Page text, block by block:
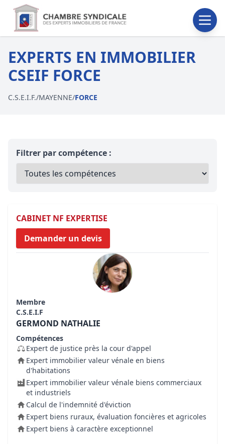
EXPERTS EN IMMOBILIER
CSEIF FORCE
C.S.E.I.F./MAYENNE/FORCE
Filtrer par compétence :
CABINET NF EXPERTISE
Demander un devis
Membre
C.S.E.I.F
GERMOND NATHALIE
Compétences
Expert de justice près la cour d'appel
Expert immobilier valeur vénale en biens
d'habitations
Expert immobilier valeur vénale biens commerciaux
et industriels
Calcul de l'indemnité d'éviction
Expert biens ruraux, évaluation foncières et agricoles
Expert biens à caractère exceptionnel